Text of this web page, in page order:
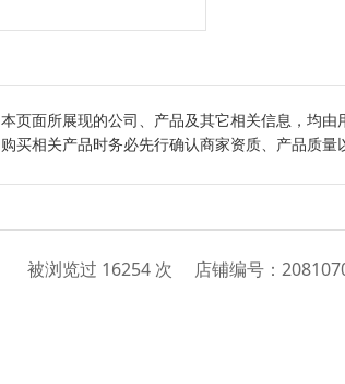
本页面所展现的公司、产品及其它相关信息，均由
购买相关产品时务必先行确认商家资质、产品质量
被浏览过 16254 次 店铺编号：